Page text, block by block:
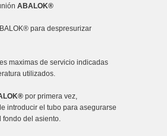
ABALOK®
para despresurizar
maximas de servicio indicadas
utilizados.
por primera vez,
introducir el tubo para asegurarse
fondo del asiento.